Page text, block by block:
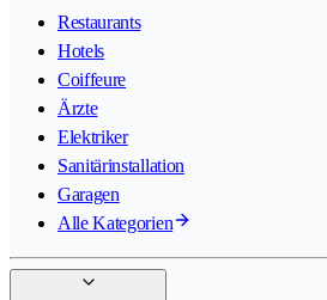
Restaurants
Hotels
Coiffeure
Ärzte
Elektriker
Sanitärinstallation
Garagen
Alle Kategorien